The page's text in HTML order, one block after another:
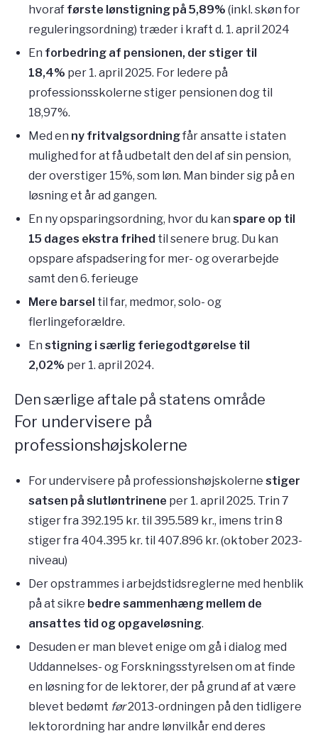
hvoraf første lønstigning på 5,89% (inkl. skøn for
reguleringsordning) træder i kraft d. 1. april 2024
En forbedring af pensionen, der stiger til
18,4% per 1. april 2025. For ledere på
professionsskolerne stiger pensionen dog til
18,97%.
Med en ny fritvalgsordningfår ansatte i staten
mulighed for at få udbetalt den del af sin pension,
der overstiger 15%, som løn. Man binder sig på en
løsning et år ad gangen.
En ny opsparingsordning, hvor du kan spare op til
15 dages ekstra frihed til senere brug. Du kan
opspare afspadsering for mer- og overarbejde
samt den 6. ferieuge
Mere barsel til far, medmor, solo- og
flerlingeforældre.
En stigning i særlig feriegodtgørelse til
2,02% per 1. april 2024.
Den særlige aftale på statens område
For undervisere på
professionshøjskolerne
For undervisere på professionshøjskolerne stiger
satsen på slutløntrinene per 1. april 2025. Trin 7
stiger fra 392.195 kr. til 395.589 kr., imens trin 8
stiger fra 404.395 kr. til 407.896 kr. (oktober 2023-
niveau)
Der opstrammes i arbejdstidsreglerne med henblik
på at sikre bedre sammenhæng mellem de
ansattes tid og opgaveløsning.
Desuden er man blevet enige om gå i dialog med
Uddannelses- og Forskningsstyrelsen om at finde
en løsning for de lektorer, der på grund af at være
blevet bedømt før2013-ordningen på den tidligere
lektorordning har andre lønvilkår end deres